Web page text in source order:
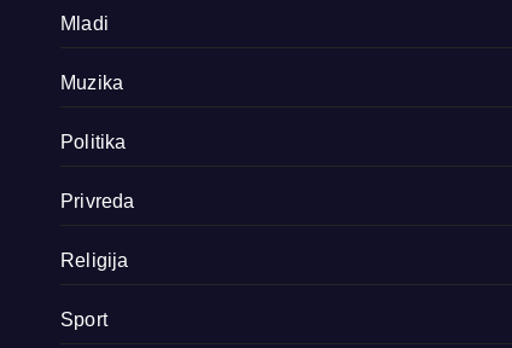
Mladi
Muzika
Politika
Privreda
Religija
Sport